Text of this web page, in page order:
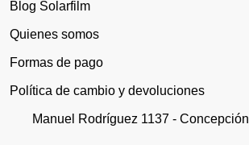
Blog Solarfilm
Quienes somos
Formas de pago
Política de cambio y devoluciones
Manuel Rodríguez 1137 - Concepción